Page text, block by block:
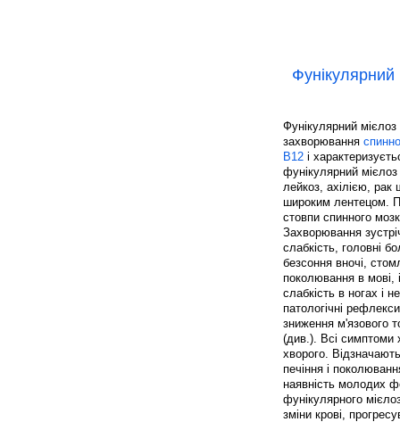
Фунікулярний
Фунікулярний
захворювання
В12 і
фунікулярний
лейкоз, ахілією, рак
широким лентецом.
стовпи спинного
Захворювання
слабкість, головні
безсоння вночі,
поколювання в мові,
слабкість в ногах і
патологічні
зниження м'язового
(див.). Всі симптоми
хворого.
печіння і
наявність молодих
фунікулярного
зміни крові,